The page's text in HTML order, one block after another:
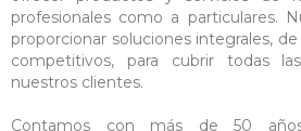
profesionales como a particulares.
proporcionar soluciones integrales,
competitivos, para cubrir todas
nuestros clientes.
Contamos con más de 50